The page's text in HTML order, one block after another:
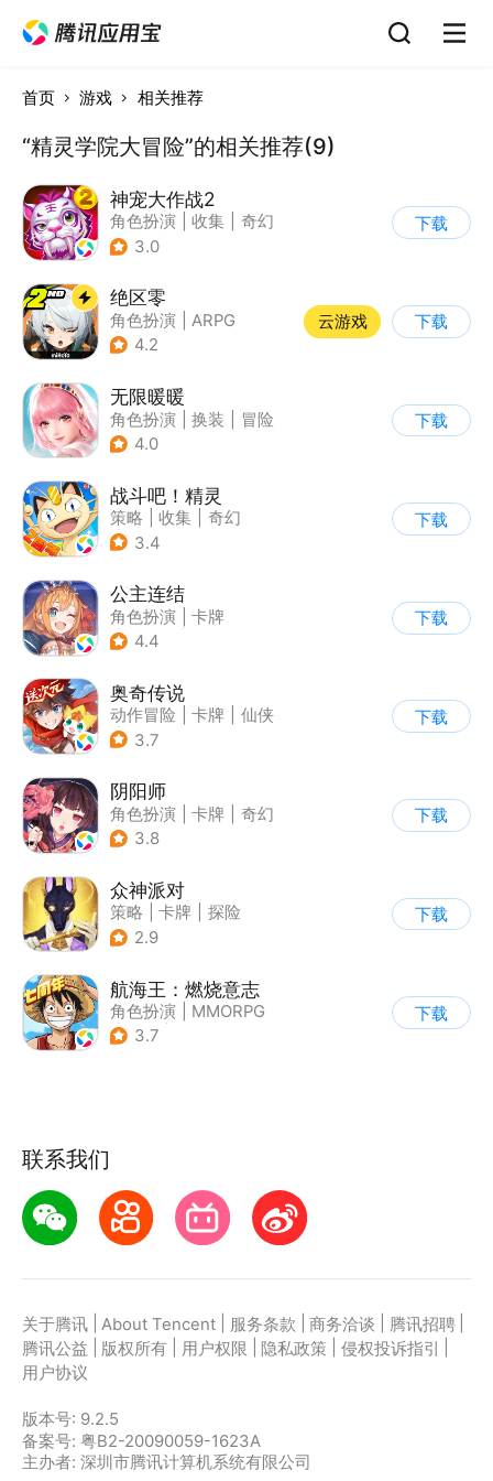
首页 游戏 相关推荐
“精灵学院大冒险”的相关推荐(9)
神宠大作战2
角色扮演 收集
奇幻
| 宠物
3.0
下载
绝区零
角色扮演
ARPG
| 冒险
4.2
云游戏 下载
无限暖暖
角色扮演 换装
冒险
| 开放世界
4.0
下载
战斗吧！精灵
策略 收集
奇幻
| 宠物
3.4
下载
公主连结
角色扮演
卡牌
| 异世界
4.4
下载
奥奇传说
动作冒险 卡牌
仙侠
| 童年
3.7
下载
阴阳师
角色扮演 卡牌
奇幻
| 阴阳师
3.8
下载
众神派对
策略 卡牌
探险
| 北欧神话
2.9
下载
航海王：燃烧意志
角色扮演
MMORPG
| 奇幻
3.7
下载
联系我们
关于腾讯 About Tencent 服务条款 商务洽谈 腾讯招聘
腾讯公益
版权所有 用户权限 隐私政策 侵权投诉指引
用户协议
版本号: 9.2.5
备案号: 粤B2-20090059-1623A
主办者: 深圳市腾讯计算机系统有限公司